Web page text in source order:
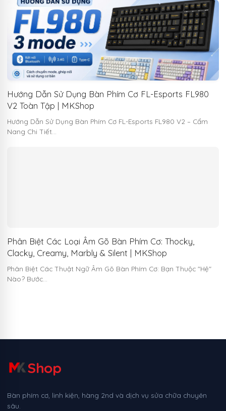
Hướng Dẫn Sử Dụng Bàn Phím Cơ FL-Esports FL980
V2 Toàn Tập | MKShop
Hướng Dẫn Sử Dụng Bàn Phím Cơ FL-Esports FL980 V2 – Cẩm
Nang Chi Tiết…
Phân Biệt Các Loại Âm Gõ Bàn Phím Cơ: Thocky,
Clacky, Creamy, Marbly & Silent | MKShop
Phân Biệt Các Thuật Ngữ Âm Gõ Bàn Phím Cơ: Bạn Thuộc "Hệ"
Nào? Bước…
Shop
Bàn phím cơ, linh kiện, hàng 2nd và dịch vụ sửa chữa chuyên
sâu.